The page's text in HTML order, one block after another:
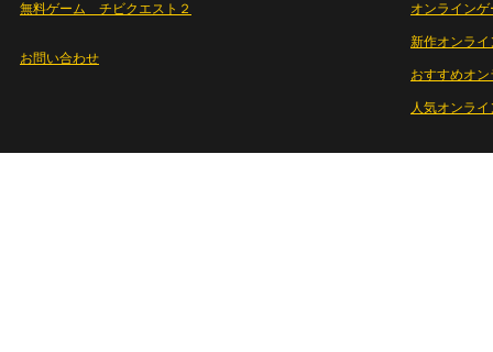
無料ゲーム チビクエスト２
お問い合わせ
オンライン
新作オンライ
おすすめオ
人気オンラ